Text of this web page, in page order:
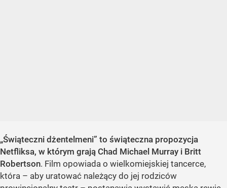
„Świąteczni dżentelmeni” to świąteczna propozycja
Netfliksa, w którym grają Chad Michael Murray i Britt
Robertson. Film opowiada o wielkomiejskiej tancerce,
która – aby uratować należący do jej rodziców